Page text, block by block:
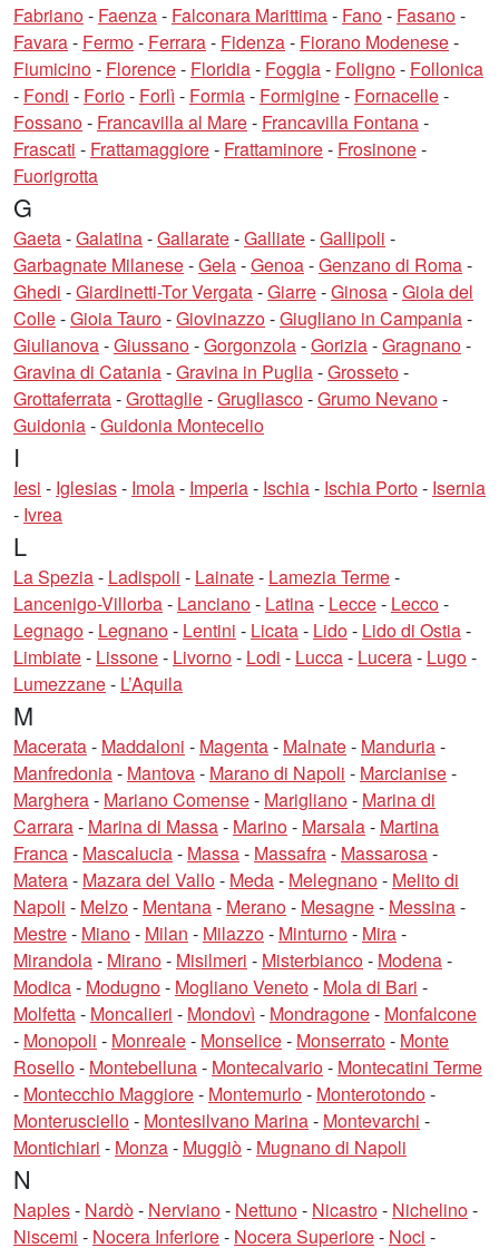
Fabriano- Faenza- Falconara Marittima- Fano- Fasano-
Favara- Fermo- Ferrara- Fidenza- Fiorano Modenese-
Fiumicino- Florence- Floridia- Foggia- Foligno- Follonica
- Fondi - Forio- Forlì - Formia- Formigine- Fornacelle-
Fossano- Francavilla al Mare- Francavilla Fontana-
Frascati - Frattamaggiore- Frattaminore- Frosinone-
Fuorigrotta
G
Gaeta-Galatina-Gallarate-Galliate-Gallipoli -
Garbagnate Milanese-Gela-Genoa-Genzano di Roma-
Ghedi -Giardinetti-Tor Vergata-Giarre-Ginosa-Gioia del
Colle-Gioia Tauro-Giovinazzo-Giugliano in Campania-
Giulianova-Giussano-Gorgonzola-Gorizia-Gragnano-
Gravina di Catania-Gravina in Puglia-Grosseto-
Grottaferrata-Grottaglie-Grugliasco-Grumo Nevano-
Guidonia-Guidonia Montecelio
I
Iesi - Iglesias- Imola- Imperia- Ischia- Ischia Porto- Isernia
- Ivrea
L
La Spezia- Ladispoli - Lainate- Lamezia Terme-
Lancenigo-Villorba- Lanciano- Latina- Lecce- Lecco-
Legnago- Legnano- Lentini - Licata- Lido- Lido di Ostia-
Limbiate- Lissone- Livorno- Lodi - Lucca- Lucera- Lugo-
Lumezzane- L’Aquila
M
Macerata- Maddaloni - Magenta- Malnate- Manduria-
Manfredonia- Mantova- Marano di Napoli - Marcianise-
Marghera- Mariano Comense- Marigliano- Marina di
Carrara- Marina di Massa- Marino- Marsala- Martina
Franca- Mascalucia- Massa- Massafra- Massarosa-
Matera- Mazara del Vallo- Meda- Melegnano- Melito di
Napoli - Melzo- Mentana- Merano- Mesagne- Messina-
Mestre- Miano- Milan - Milazzo- Minturno- Mira-
Mirandola- Mirano- Misilmeri - Misterbianco- Modena-
Modica- Modugno- Mogliano Veneto- Mola di Bari -
Molfetta- Moncalieri - Mondovì - Mondragone- Monfalcone
- Monopoli - Monreale- Monselice- Monserrato- Monte
Rosello- Montebelluna- Montecalvario- Montecatini Terme
- Montecchio Maggiore- Montemurlo- Monterotondo-
Monterusciello- Montesilvano Marina- Montevarchi -
Montichiari - Monza- Muggiò- Mugnano di Napoli
N
Naples- Nardò- Nerviano- Nettuno- Nicastro- Nichelino-
Niscemi - Nocera Inferiore- Nocera Superiore- Noci -